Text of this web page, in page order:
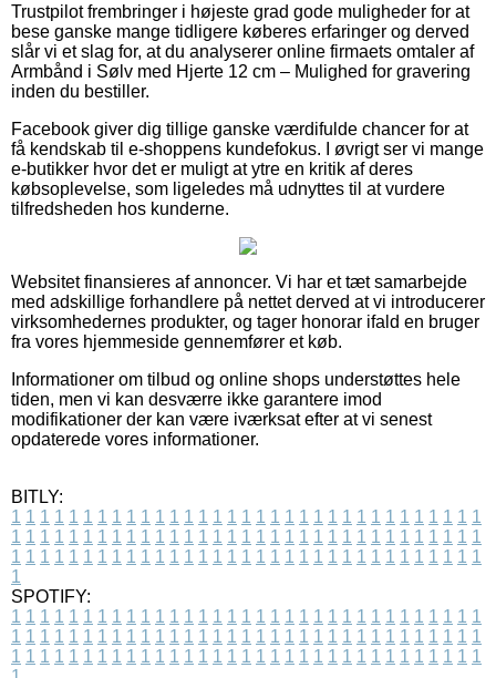
Trustpilot frembringer i højeste grad gode muligheder for at
bese ganske mange tidligere køberes erfaringer og derved
slår vi et slag for, at du analyserer online firmaets omtaler af
Armbånd i Sølv med Hjerte 12 cm – Mulighed for gravering
inden du bestiller.
Facebook giver dig tillige ganske værdifulde chancer for at
få kendskab til e-shoppens kundefokus. I øvrigt ser vi mange
e-butikker hvor det er muligt at ytre en kritik af deres
købsoplevelse, som ligeledes må udnyttes til at vurdere
tilfredsheden hos kunderne.
Websitet finansieres af annoncer. Vi har et tæt samarbejde
med adskillige forhandlere på nettet derved at vi introducerer
virksomhedernes produkter, og tager honorar ifald en bruger
fra vores hjemmeside gennemfører et køb.
Informationer om tilbud og online shops understøttes hele
tiden, men vi kan desværre ikke garantere imod
modifikationer der kan være iværksat efter at vi senest
opdaterede vores informationer.
BITLY:
1 1 1 1 1 1 1 1 1 1 1 1 1 1 1 1 1 1 1 1 1 1 1 1 1 1 1 1 1 1 1 1 1
1 1 1 1 1 1 1 1 1 1 1 1 1 1 1 1 1 1 1 1 1 1 1 1 1 1 1 1 1 1 1 1 1
1 1 1 1 1 1 1 1 1 1 1 1 1 1 1 1 1 1 1 1 1 1 1 1 1 1 1 1 1 1 1 1 1
1
SPOTIFY:
1 1 1 1 1 1 1 1 1 1 1 1 1 1 1 1 1 1 1 1 1 1 1 1 1 1 1 1 1 1 1 1 1
1 1 1 1 1 1 1 1 1 1 1 1 1 1 1 1 1 1 1 1 1 1 1 1 1 1 1 1 1 1 1 1 1
1 1 1 1 1 1 1 1 1 1 1 1 1 1 1 1 1 1 1 1 1 1 1 1 1 1 1 1 1 1 1 1 1